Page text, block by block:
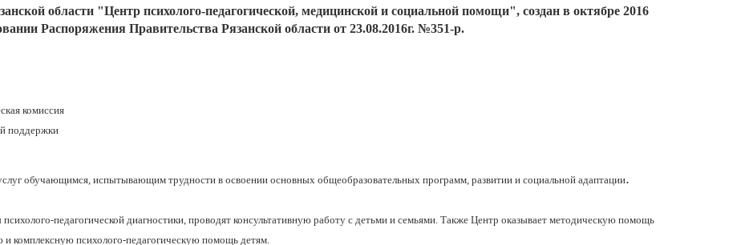
области "Центр психолого-педагогической, медицинской и социальной помощи", создан в октябре 2016
Распоряжения Правительства Рязанской области от 23.08.2016г. №351-р.
комиссия
поддержки
обучающимся, испытывающим трудности в освоении основных общеобразовательных программ, развитии и социальной адаптации.
педагогической диагностики, проводят консультативную работу с детьми и семьями. Также Центр оказывает методическую помощь
комплексную психолого-педагогическую помощь детям.